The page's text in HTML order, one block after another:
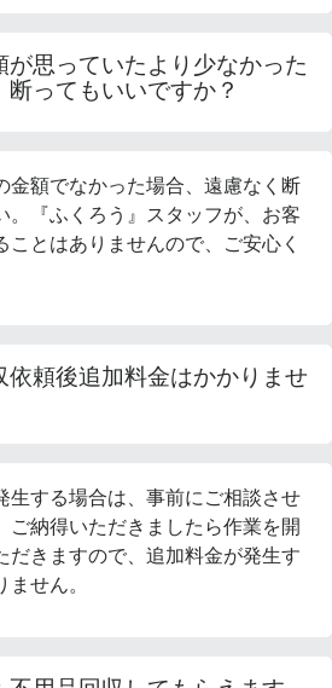
が思っていたより少なかった
断ってもいいですか？
金額でなかった場合、遠慮なく断
。『ふくろう』スタッフが、お客
ことはありませんので、ご安心く
依頼後追加料金はかかりませ
生する場合は、事前にご相談させ
ご納得いただきましたら作業を開
だきますので、追加料金が発生す
せん。